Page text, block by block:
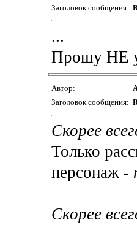
Заголовок сообщения:
...
Прошу НЕ
Автор:
Заголовок сообщения:
Скорее
Только
персонаж -
Скорее